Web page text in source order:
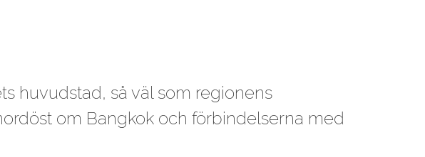
huvudstad, så väl som regionens
om Bangkok och förbindelserna med